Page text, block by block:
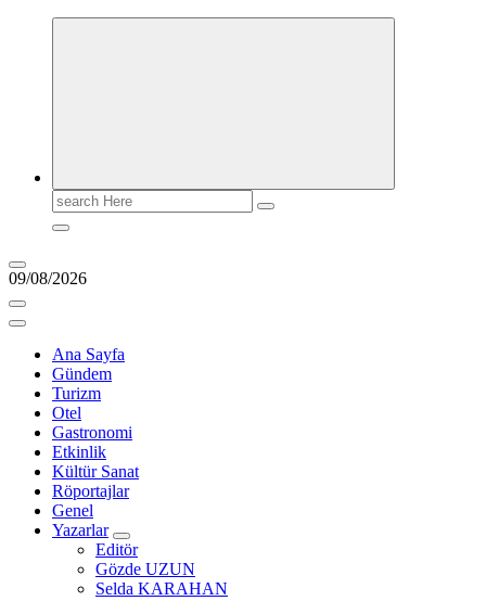
Search
for:
09/08/2026
Ana Sayfa
Gündem
Turizm
Otel
Gastronomi
Etkinlik
Kültür Sanat
Röportajlar
Genel
Yazarlar
Editör
Gözde UZUN
Selda KARAHAN